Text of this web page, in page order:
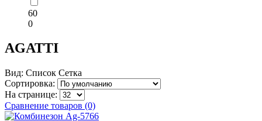
60
0
AGATTI
Вид: Список Сетка
Сортировка:
На странице:
Сравнение товаров (0)